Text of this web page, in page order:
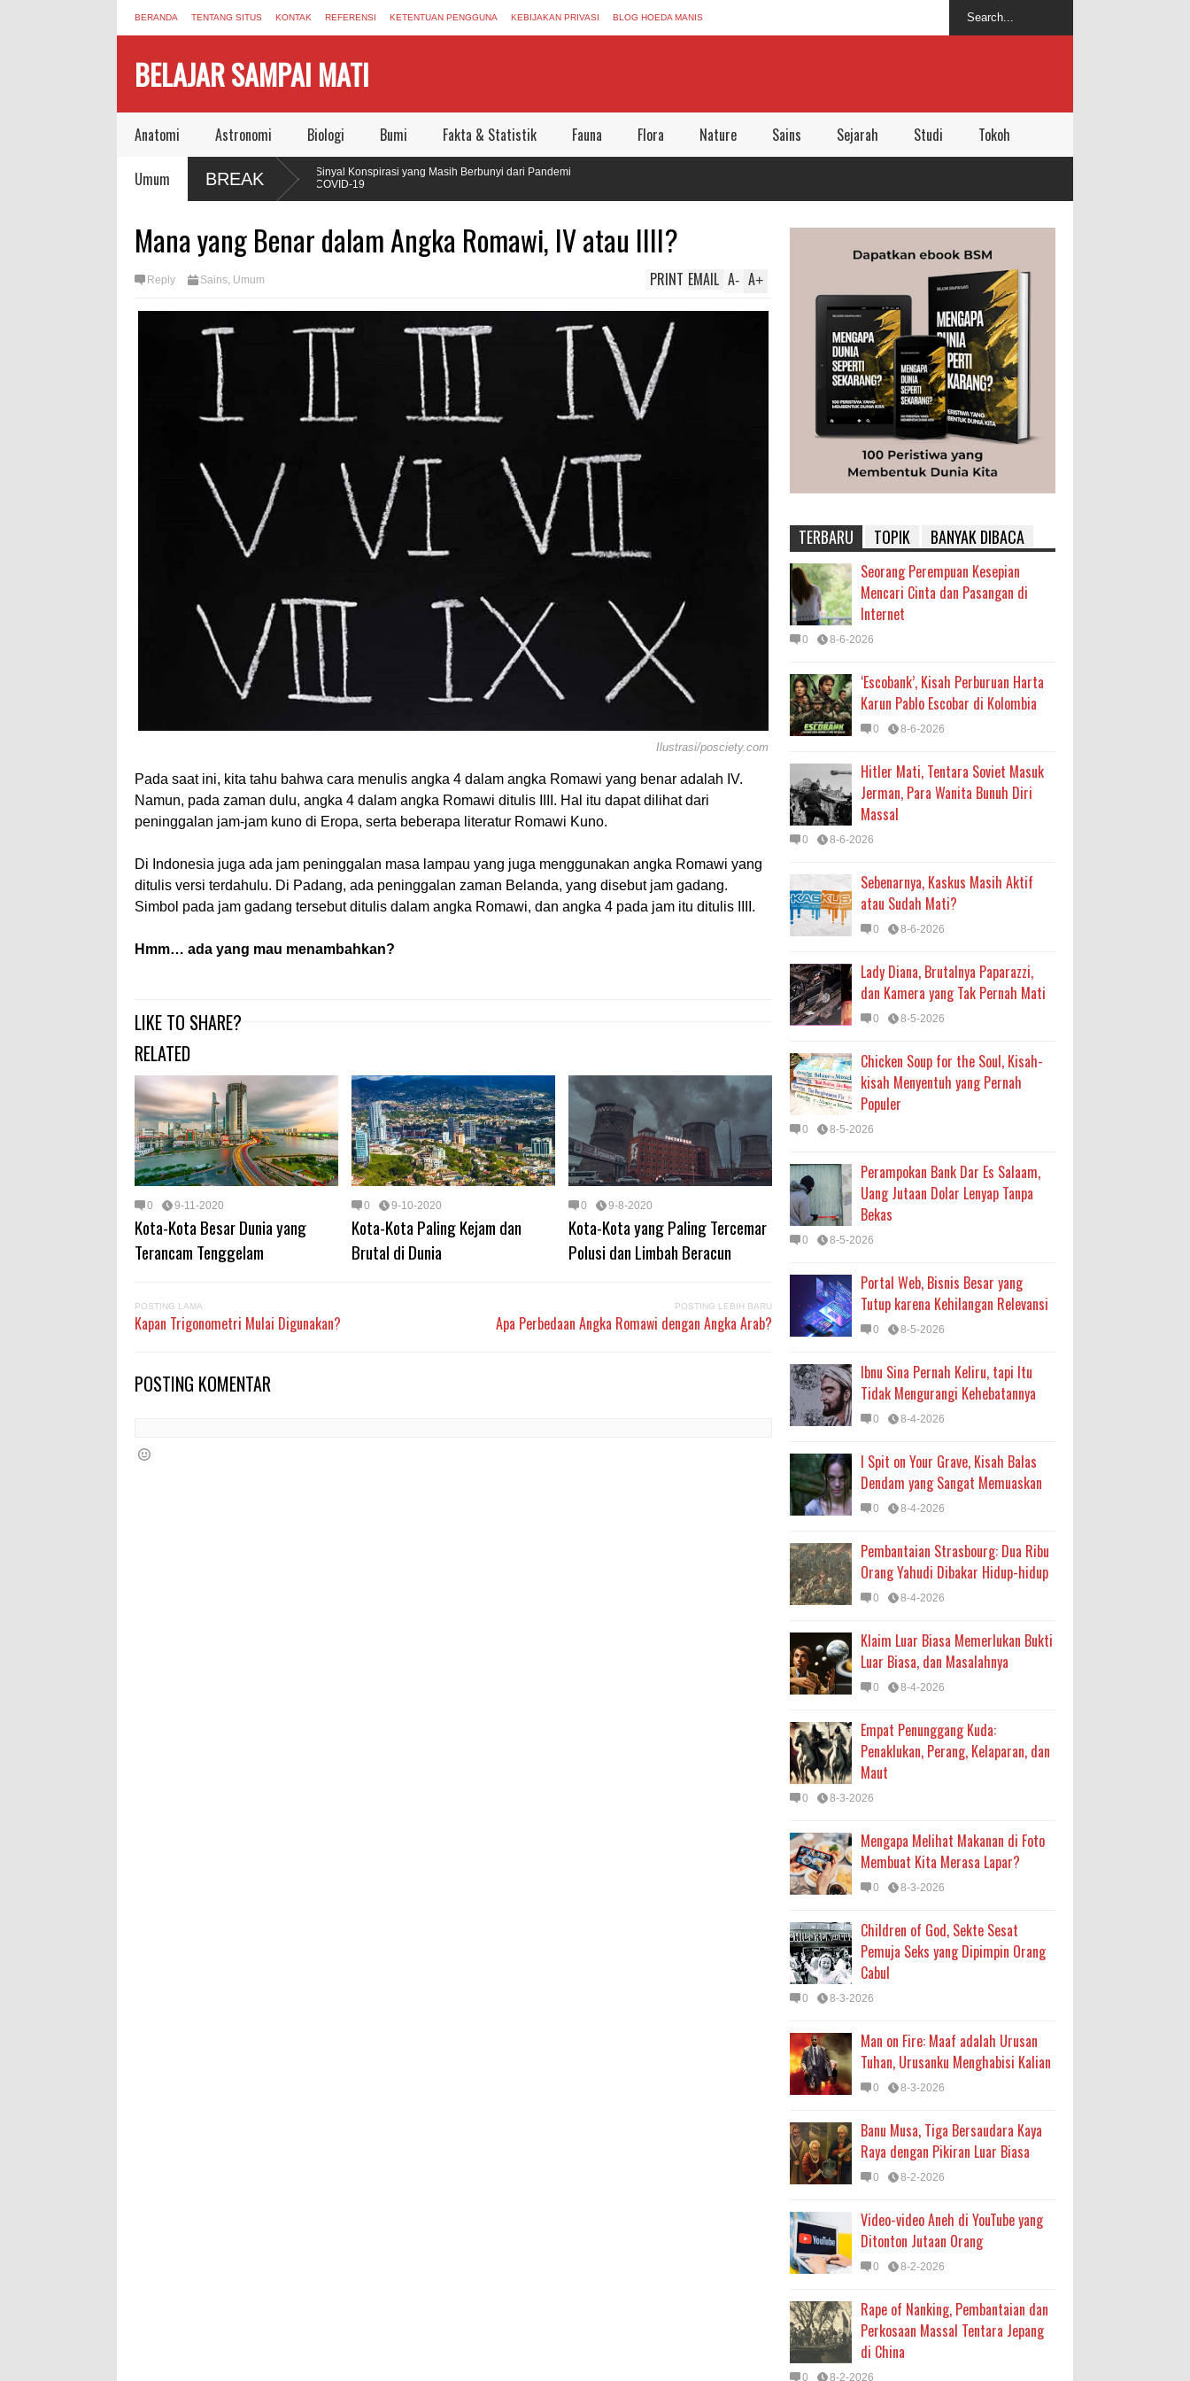
BERANDA TENTANG SITUS KONTAK REFERENSI KETENTUAN PENGGUNA KEBIJAKAN PRIVASI BLOG HOEDA MANIS
BELAJAR SAMPAI MATI
Anatomi Astronomi Biologi Bumi Fakta & Statistik Fauna Flora Nature Sains Sejarah Studi Tokoh
Umum BREAK
yang Mengubah Cara Manusia
Sinyal Konspirasi yang Masih Berbunyi dari Pandemi
COVID-19
Mana yang Benar dalam Angka Romawi, IV atau IIII?
Reply Sains Umum A+
A-
EMAIL
PRINT
Ilustrasi/posciety.com
Pada saat ini, kita tahu bahwa cara menulis angka 4 dalam angka Romawi yang benar adalah IV.
Namun, pada zaman dulu, angka 4 dalam angka Romawi ditulis IIII. Hal itu dapat dilihat dari
peninggalan jam-jam kuno di Eropa, serta beberapa literatur Romawi Kuno.
Di Indonesia juga ada jam peninggalan masa lampau yang juga menggunakan angka Romawi yang
ditulis versi terdahulu. Di Padang, ada peninggalan zaman Belanda, yang disebut jam gadang.
Simbol pada jam gadang tersebut ditulis dalam angka Romawi, dan angka 4 pada jam itu ditulis IIII.
Hmm… ada yang mau menambahkan?
LIKE TO SHARE?
RELATED
0 9-11-2020
Kota-Kota Besar Dunia yang
Terancam Tenggelam
0 9-10-2020
Kota-Kota Paling Kejam dan
Brutal di Dunia
0 9-8-2020
Kota-Kota yang Paling Tercemar
Polusi dan Limbah Beracun
POSTING LAMA
Kapan Trigonometri Mulai Digunakan?
POSTING LEBIH BARU
Apa Perbedaan Angka Romawi dengan Angka Arab?
POSTING KOMENTAR
TERBARU TOPIK BANYAK DIBACA
Seorang Perempuan Kesepian
Mencari Cinta dan Pasangan di
Internet
0 8-6-2026
‘Escobank’, Kisah Perburuan Harta
Karun Pablo Escobar di Kolombia
0 8-6-2026
Hitler Mati, Tentara Soviet Masuk
Jerman, Para Wanita Bunuh Diri
Massal
0 8-6-2026
Sebenarnya, Kaskus Masih Aktif
atau Sudah Mati?
0 8-6-2026
Lady Diana, Brutalnya Paparazzi,
dan Kamera yang Tak Pernah Mati
0 8-5-2026
Chicken Soup for the Soul, Kisah-
kisah Menyentuh yang Pernah
Populer
0 8-5-2026
Perampokan Bank Dar Es Salaam,
Uang Jutaan Dolar Lenyap Tanpa
Bekas
0 8-5-2026
Portal Web, Bisnis Besar yang
Tutup karena Kehilangan Relevansi
0 8-5-2026
Ibnu Sina Pernah Keliru, tapi Itu
Tidak Mengurangi Kehebatannya
0 8-4-2026
I Spit on Your Grave, Kisah Balas
Dendam yang Sangat Memuaskan
0 8-4-2026
Pembantaian Strasbourg: Dua Ribu
Orang Yahudi Dibakar Hidup-hidup
0 8-4-2026
Klaim Luar Biasa Memerlukan Bukti
Luar Biasa, dan Masalahnya
0 8-4-2026
Empat Penunggang Kuda:
Penaklukan, Perang, Kelaparan, dan
Maut
0 8-3-2026
Mengapa Melihat Makanan di Foto
Membuat Kita Merasa Lapar?
0 8-3-2026
Children of God, Sekte Sesat
Pemuja Seks yang Dipimpin Orang
Cabul
0 8-3-2026
Man on Fire: Maaf adalah Urusan
Tuhan, Urusanku Menghabisi Kalian
0 8-3-2026
Banu Musa, Tiga Bersaudara Kaya
Raya dengan Pikiran Luar Biasa
0 8-2-2026
Video-video Aneh di YouTube yang
Ditonton Jutaan Orang
0 8-2-2026
Rape of Nanking, Pembantaian dan
Perkosaan Massal Tentara Jepang
di China
0 8-2-2026